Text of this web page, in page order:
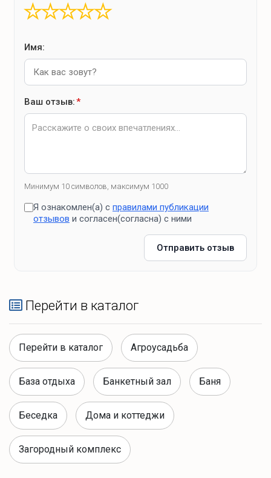
★
★
★
★
★
Имя:
Ваш отзыв:*
Минимум 10 символов, максимум 1000
Я ознакомлен(а) с правилами публикации
отзывов и согласен(согласна) с ними
Отправить отзыв
Перейти в каталог
Перейти в каталог Агроусадьба
База отдыха Банкетный зал Баня
Беседка Дома и коттеджи
Загородный комплекс